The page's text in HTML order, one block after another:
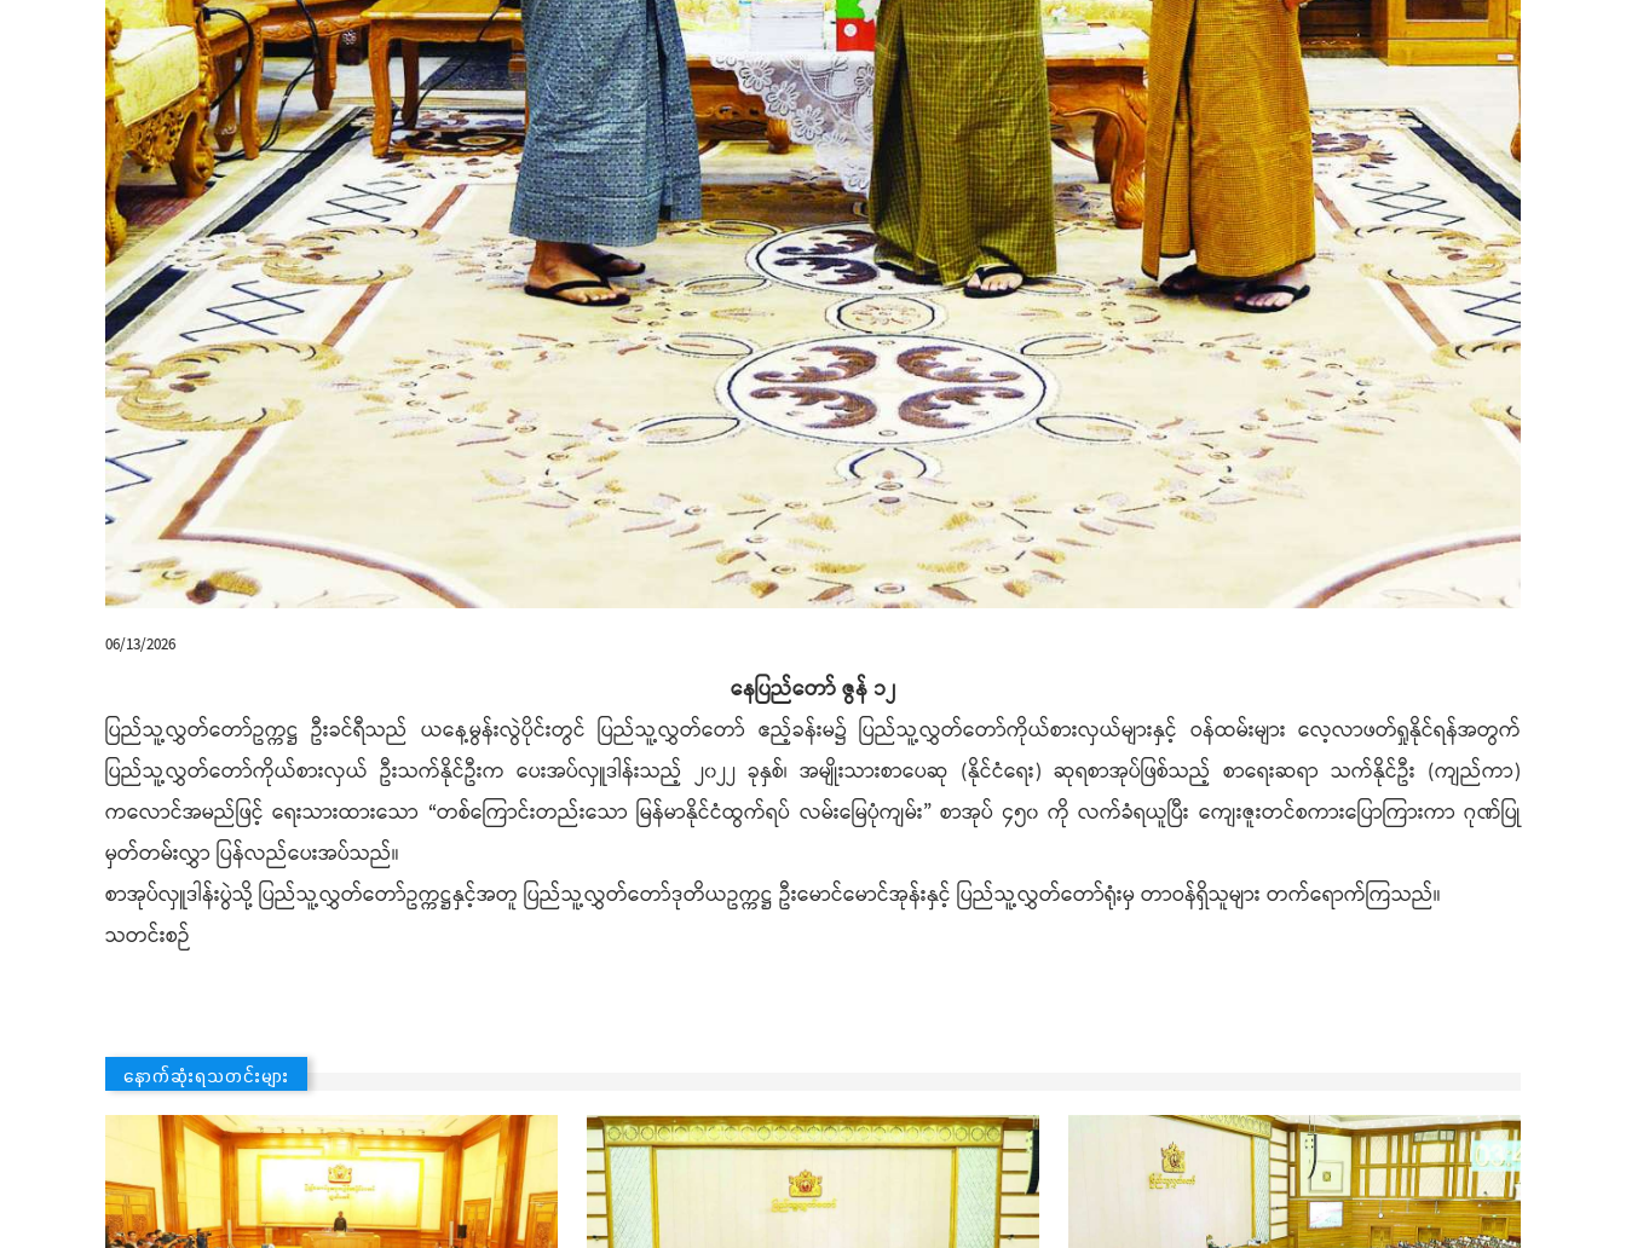
06/13/2026
နေပြည်တော် ဇွန် ၁၂
ပြည်သူ့လွှတ်တော်ဥက္ကဋ္ဌ ဦးခင်ရီသည် ယနေ့မွန်းလွဲပိုင်းတွင် ပြည်သူ့လွှတ်တော် ဧည့်ခန်းမ၌ ပြည်သူ့လွှတ်တော်ကိုယ်စားလှယ်များနှင့် ဝန်ထမ်းများ လေ့လာဖတ်ရှုနိုင်ရန်အတွက်
ပြည်သူ့လွှတ်တော်ကိုယ်စားလှယ် ဦးသက်နိုင်ဦးက ပေးအပ်လှူဒါန်းသည့် ၂၀၂၂ ခုနှစ်၊ အမျိုးသားစာပေဆု (နိုင်ငံရေး) ဆုရစာအုပ်ဖြစ်သည့် စာရေးဆရာ သက်နိုင်ဦး (ကျည်ကာ)
ကလောင်အမည်ဖြင့် ရေးသားထားသော “တစ်ကြောင်းတည်းသော မြန်မာနိုင်ငံထွက်ရပ် လမ်းမြေပုံကျမ်း” စာအုပ် ၄၅၀ ကို လက်ခံရယူပြီး ကျေးဇူးတင်စကားပြောကြားကာ ဂုဏ်ပြု
မှတ်တမ်းလွှာ ပြန်လည်ပေးအပ်သည်။
စာအုပ်လှူဒါန်းပွဲသို့ ပြည်သူ့လွှတ်တော်ဥက္ကဋ္ဌနှင့်အတူ ပြည်သူ့လွှတ်တော်ဒုတိယဥက္ကဋ္ဌ ဦးမောင်မောင်အုန်းနှင့် ပြည်သူ့လွှတ်တော်ရုံးမှ တာဝန်ရှိသူများ တက်ရောက်ကြသည်။
သတင်းစဉ်
နောက်ဆုံးရသတင်းများ